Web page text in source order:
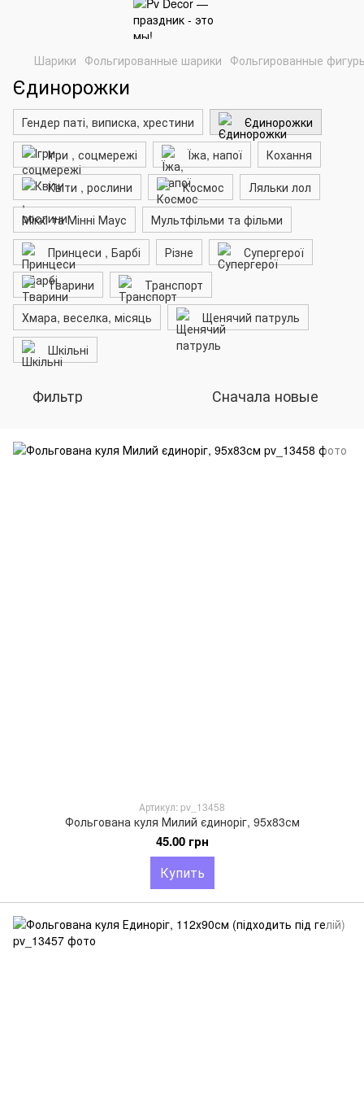
Шарики Фольгированные шарики Фольгированные
Єдинорожки
Гендер паті, виписка, хрестини
Єдинорожки
Ігри , соцмережі
Їжа, напої
Кохання
Квіти , рослини
Космос
Ляльки лол
Міккі та Мінні Маус
Мультфільми та фільми
Принцеси , Барбі
Різне
Супергерої
Тварини
Транспорт
Хмара, веселка, місяць
Щенячий патруль
Шкільні
Фильтр Сначала новые
Артикул: pv_13458
Фольгована куля Милий єдиноріг, 95х83см
45.00 грн
Купить